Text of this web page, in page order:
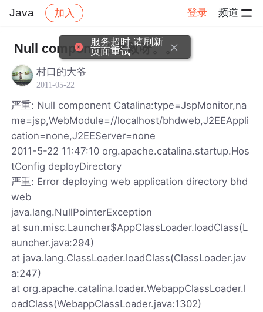
Java 加入 登录 频道
社区 Java 帖子详情
Null component 求救呀。。
村口的大爷
2011-05-22
严重: Null component Catalina:type=JspMonitor,na
me=jsp,WebModule=//localhost/bhdweb,J2EEAppli
cation=none,J2EEServer=none
2011-5-22 11:47:10 org.apache.catalina.startup.Hos
tConfig deployDirectory
严重: Error deploying web application directory bhd
web
java.lang.NullPointerException
at sun.misc.Launcher$AppClassLoader.loadClass(L
auncher.java:294)
at java.lang.ClassLoader.loadClass(ClassLoader.jav
a:247)
at org.apache.catalina.loader.WebappClassLoader.l
oadClass(WebappClassLoader.java:1302)
服务超时,请刷新
页面重试